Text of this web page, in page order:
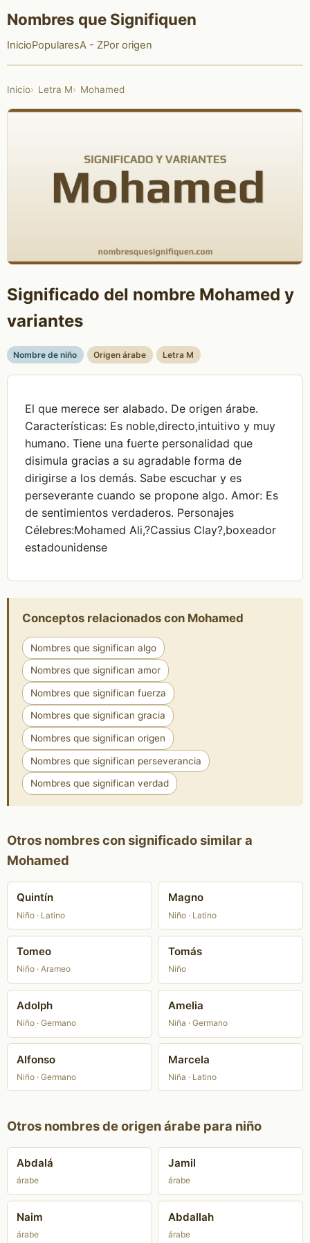
Nombres que Signifiquen
InicioPopularesA - ZPor origen
Inicio Letra M Mohamed
Significado del nombre Mohamed y
variantes
Nombre de niño Origen árabe Letra M
El que merece ser alabado. De origen árabe.
Características: Es noble,directo,intuitivo y muy
humano. Tiene una fuerte personalidad que
disimula gracias a su agradable forma de
dirigirse a los demás. Sabe escuchar y es
perseverante cuando se propone algo. Amor: Es
de sentimientos verdaderos. Personajes
Célebres:Mohamed Ali,?Cassius Clay?,boxeador
estadounidense
Conceptos relacionados con Mohamed
Nombres que significan algo
Nombres que significan amor
Nombres que significan fuerza
Nombres que significan gracia
Nombres que significan origen
Nombres que significan perseverancia
Nombres que significan verdad
Otros nombres con significado similar a
Mohamed
Quintín
Niño · Latino
Magno
Niño · Latino
Tomeo
Niño · Arameo
Tomás
Niño
Adolph
Niño · Germano
Amelia
Niña · Germano
Alfonso
Niño · Germano
Marcela
Niña · Latino
Otros nombres de origen árabe para niño
Abdalá
árabe
Jamil
árabe
Naim
árabe
Abdallah
árabe